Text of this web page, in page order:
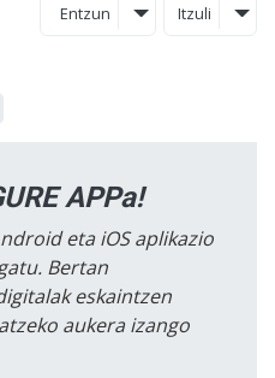
Entzun Itzuli
APPa!
eta iOS aplikazio
Bertan
eskaintzen
aukera izango